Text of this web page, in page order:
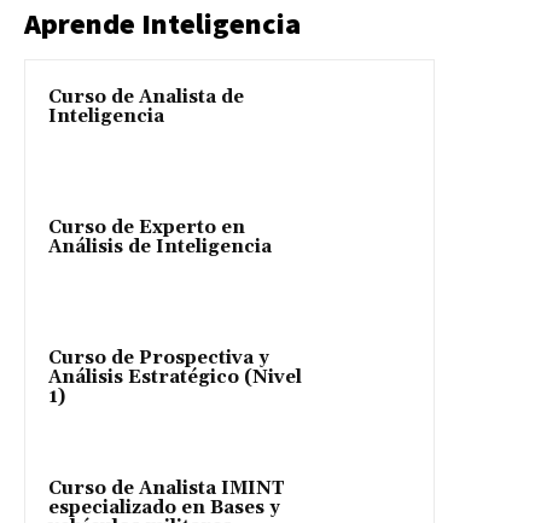
Aprende Inteligencia
Curso de Analista de
Inteligencia
Curso de Experto en
Análisis de Inteligencia
Curso de Prospectiva y
Análisis Estratégico (Nivel
1)
Curso de Analista IMINT
especializado en Bases y